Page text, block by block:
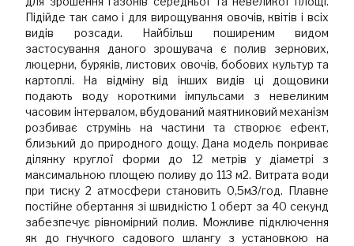
Підійде так само і для вирощування овочів, квітів і всіх
видів розсади. Найбільш поширеним видом
застосування даного зрошувача є полив зернових,
люцерни, буряків, листових овочів, бобових культур та
картоплі. На відміну від інших видів ці дощовики
подають воду короткими імпульсами з невеликим
часовим інтервалом, вбудований маятниковий механізм
розбиває струмінь на частини та створює ефект,
близький до природного дощу. Дана модель покриває
ділянку круглої форми до 12 метрів у діаметрі з
максимальною площею поливу до 113 м2. Витрата води
при тиску 2 атмосфери становить 0,5м3/год. Плавне
постійне обертання зі швидкістю 1 оберт за 40 секунд
забезпечує рівномірний полив. Можливе підключення
як до гнучкого садового шлангу з установкою на